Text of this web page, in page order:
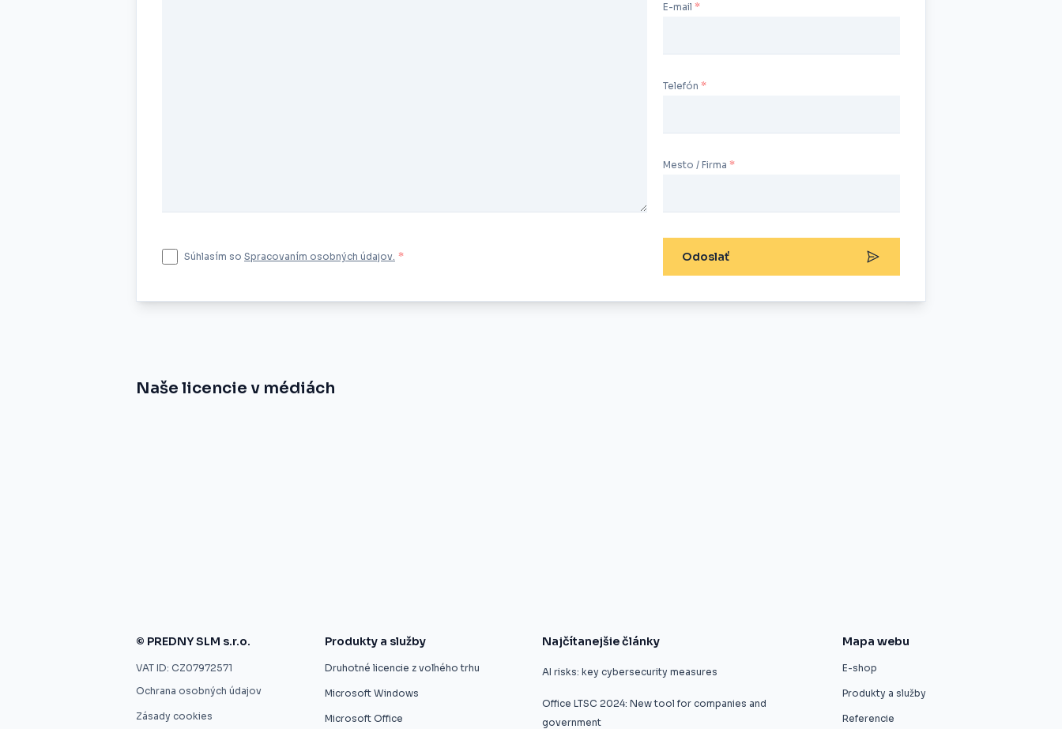
E-mail
Telefón
Mesto / Firma
Súhlasím so Spracovaním osobných údajov. * Odoslať
Naše licencie v médiách
© PREDNY SLM s.r.o.
VAT ID: CZ07972571
Ochrana osobných údajov
Zásady cookies
Produkty a služby
Druhotné licencie z voľného trhu
Microsoft Windows
Microsoft Office
Najčítanejšie články
AI risks: key cybersecurity measures
Office LTSC 2024: New tool for companies and
government
Mapa webu
E-shop
Produkty a služby
Referencie